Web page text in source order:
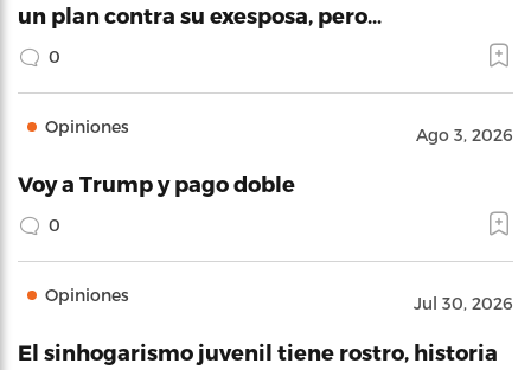
un plan contra su exesposa, pero…
0
Opiniones Ago 3, 2026
Voy a Trump y pago doble
0
Opiniones Jul 30, 2026
El sinhogarismo juvenil tiene rostro, historia